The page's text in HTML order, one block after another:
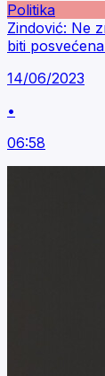
Politika
Zindović: Ne
biti
14/06/2023
•
06:58